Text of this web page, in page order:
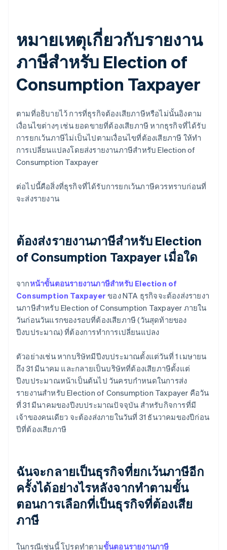
หมายเหตุเกี่ยวกับรายงาน
ภาษีสำหรับ Election of
Consumption Taxpayer
ตามที่อธิบายไว้ การที่ธุรกิจต้องเสียภาษีหรือไม่นั้นอิงตาม
เงื่อนไขต่างๆ เช่น ยอดขายที่ต้องเสียภาษี หากธุรกิจที่ได้รับ
การยกเว้นภาษีไม่เป็นไปตามเงื่อนไขที่ต้องเสียภาษี ให้ทํา
การเปลี่ยนแปลงโดยส่งรายงานภาษีสําหรับ Election of
Consumption Taxpayer
ต่อไปนี้คือสิ่งที่ธุรกิจที่ได้รับการยกเว้นภาษีควรทราบก่อนที่
จะส่งรายงาน
ต้องส่งรายงานภาษีสําหรับ Election
of Consumption Taxpayer เมื่อใด
จากหน้าขั้นตอนรายงานภาษีสําหรับ Election of
Consumption Taxpayer ของ NTA ธุรกิจจะต้องส่งรายงา
นภาษีสําหรับ Election of Consumption Taxpayer ภายใน
วันก่อนวันแรกของรอบที่ต้องเสียภาษี (วันสุดท้ายของ
ปีงบประมาณ) ที่ต้องการทําการเปลี่ยนแปลง
ตัวอย่างเช่น หากบริษัทมีปีงบประมาณตั้งแต่วันที่ 1 เมษายน
ถึง 31 มีนาคม และกลายเป็นบริษัทที่ต้องเสียภาษีตั้งแต่
ปีงบประมาณหน้าเป็นต้นไป วันครบกำหนดในการส่ง
รายงานสำหรับ Election of Consumption Taxpayer คือวัน
ที่ 31 มีนาคมของปีงบประมาณปัจจุบัน สําหรับกิจการที่มี
เจ้าของคนเดียว จะต้องส่งภายในวันที่ 31 ธันวาคมของปีก่อน
ปีที่ต้องเสียภาษี
ฉันจะกลายเป็นธุรกิจที่ยกเว้นภาษีอีก
ครั้งได้อย่างไรหลังจากทำตามขั้น
ตอนการเลือกที่เป็นธุรกิจที่ต้องเสีย
ภาษี
ในกรณีเช่นนี้ โปรดทําตามขั้นตอนรายงานภาษี